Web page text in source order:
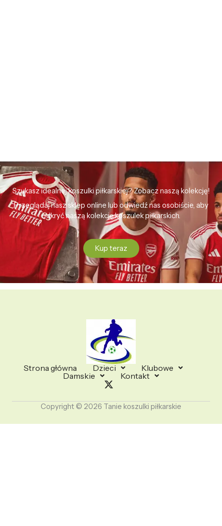
Szukasz idealnej koszulki piłkarskiej? Zobacz naszą kolekcję!
Przeglądaj nasz sklep online lub odwiedź nas osobiście, aby
odkryć naszą kolekcję koszulek piłkarskich.
Kup teraz
Strona główna Dzieci
Klubowe
Damskie
Kontakt
Copyright © 2026 Tanie koszulki piłkarskie